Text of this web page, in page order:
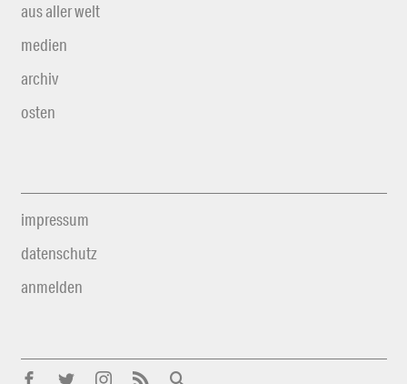
aus aller welt
medien
archiv
osten
impressum
datenschutz
anmelden